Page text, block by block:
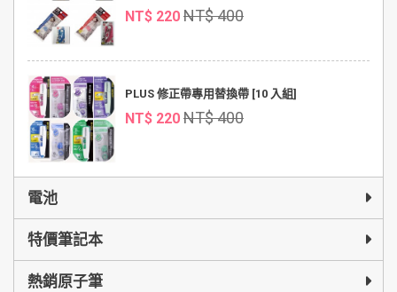
NT$ 220 NT$ 400
PLUS 修正帶專用替換帶 [10 入組]
NT$ 220 NT$ 400
電池
特價筆記本
熱銷原子筆